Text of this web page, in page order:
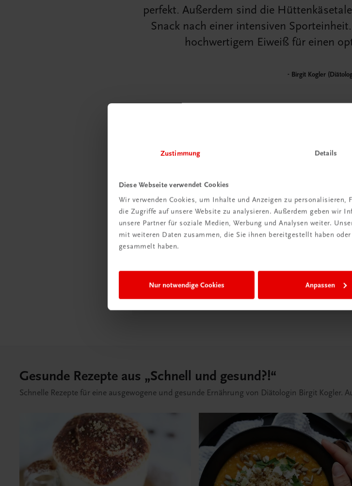
Zustimmung Details
Diese Webseite verwendet Cookies
Wir verwenden Cookies, um Inhalte und Anzeigen zu
die Zugriffe auf unsere Website zu analysieren. Außerdem geben wir
unsere Partner für soziale Medien, Werbung und Analysen weiter.
mit weiteren Daten zusammen, die Sie ihnen bereitgestellt haben
gesammelt haben.
Nur notwendige Cookies Anpassen
perfekt. Außerdem sind die
Snack nach einer intensiven
hochwertigem Eiweiß für einen
Birgit Kogler
€ 27,90
Gesunde Rezepte aus „Schnell und gesund?!“
Schnelle Rezepte für eine ausgewogene und gesunde Ernährung von Diätologin Birgit Kogler.